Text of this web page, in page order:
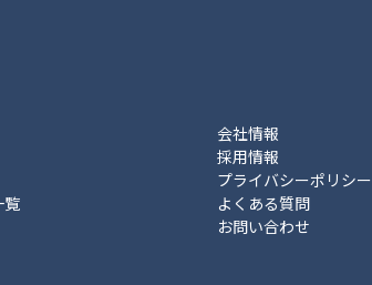
覧
会社情報
採用情報
プライバシーポリシー
よくある質問
お問い合わせ